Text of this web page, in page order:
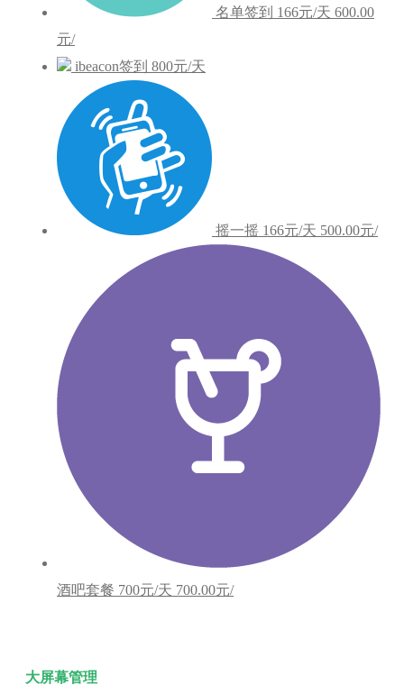
名单签到 166元/天 600.00
元/
ibeacon签到 800元/天
摇一摇 166元/天 500.00元/
酒吧套餐 700元/天 700.00元/
大屏幕管理